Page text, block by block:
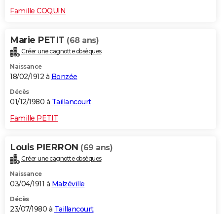
Famille COQUIN
Marie PETIT (68 ans)
Créer une cagnotte obsèques
Naissance
18/02/1912 à Bonzée
Décès
01/12/1980 à Taillancourt
Famille PETIT
Louis PIERRON (69 ans)
Créer une cagnotte obsèques
Naissance
03/04/1911 à Malzéville
Décès
23/07/1980 à Taillancourt